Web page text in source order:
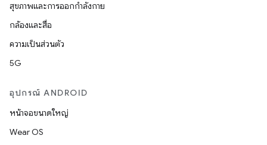
สุขภาพและการออกกำลังกาย
กล้องและสื่อ
ความเป็นส่วนตัว
5G
อุปกรณ์ ANDROID
หน้าจอขนาดใหญ่
Wear OS